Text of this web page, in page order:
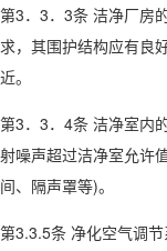
第3．3．3条 洁净厂房
求，其围护结构应有良
近。
第3．3．4条 洁净室内
射噪声超过洁净室允许
间、隔声罩等)。
第3.3.5条 净化空气调